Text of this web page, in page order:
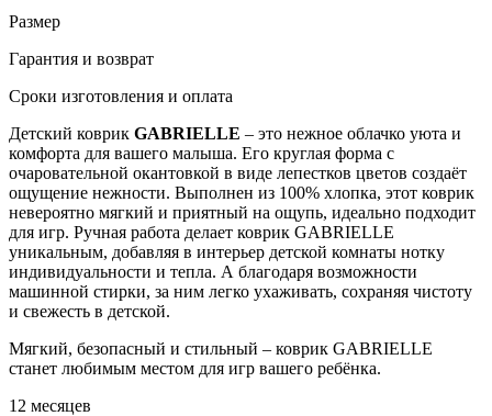
Размер
Гарантия и возврат
Сроки изготовления и оплата
Детский коврик GABRIELLE – это нежное облачко уюта и
комфорта для вашего малыша. Его круглая форма с
очаровательной окантовкой в виде лепестков цветов создаёт
ощущение нежности. Выполнен из 100% хлопка, этот коврик
невероятно мягкий и приятный на ощупь, идеально подходит
для игр. Ручная работа делает коврик GABRIELLE
уникальным, добавляя в интерьер детской комнаты нотку
индивидуальности и тепла. А благодаря возможности
машинной стирки, за ним легко ухаживать, сохраняя чистоту
и свежесть в детской.
Мягкий, безопасный и стильный – коврик GABRIELLE
станет любимым местом для игр вашего ребёнка.
12 месяцев